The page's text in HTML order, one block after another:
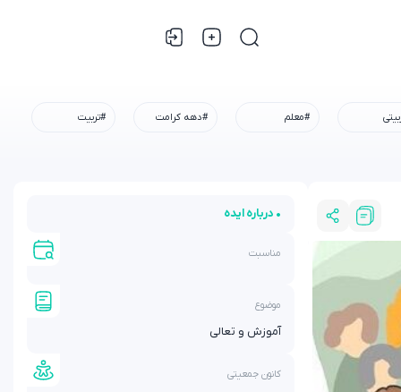
#معلم #دهه کرامت #تربیت
• درباره ایده
مناسبت
موضوع
آموزش و تعالی
کانون جمعیتی